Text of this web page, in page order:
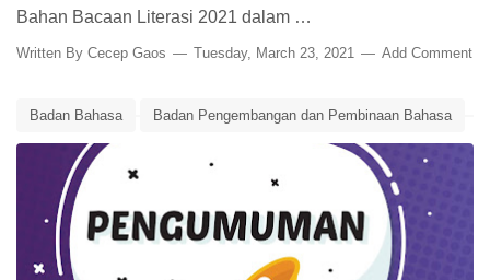
Bahan Bacaan Literasi 2021 dalam …
Written By Cecep Gaos Tuesday, March 23, 2021 Add Comment
Badan Bahasa Badan Pengembangan dan Pembinaan Bahasa
Edunews Sosialisasi UKBI UKBI